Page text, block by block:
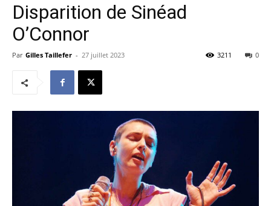
Disparition de Sinéad
O’Connor
Par Gilles Taillefer - 27 juillet 2023 0
3211